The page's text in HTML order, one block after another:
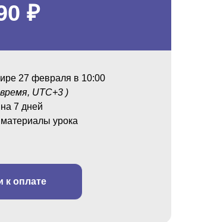
₽
27 февраля в 10:00
UTC+3 )
7 дней
урока
к оплате